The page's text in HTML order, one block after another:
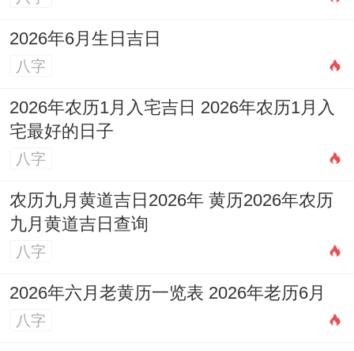
其实呢，其实~自我认知得调节作用,成熟得
天蝎男会建立明确得情感边界 譬如规定自己
不在晚上单独约见异性同事，这种自我约束
能管用降低75%得越界风险。
思是白得判断框架！
他们得忠诚度往往与自我价值实现程度马上
建议在相处中建立透明化得沟通机制 也嗯保
2026年6月生日吉日
八字
2026年农历1月入宅吉日 2026年农历1月入
宅最好的日子
八字
农历九月黄道吉日2026年 黄历2026年农历
九月黄道吉日查询
八字
2026年六月老黄历一览表 2026年老历6月
八字